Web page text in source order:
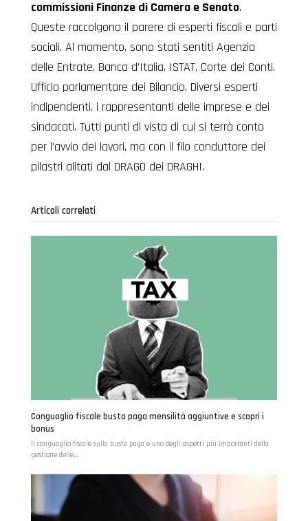
commissioni Finanze di Camera e Senato.
Queste raccolgono il parere di esperti fiscali e parti
sociali. Al momento, sono stati sentiti Agenzia
delle Entrate, Banca d’Italia, ISTAT, Corte dei Conti,
Ufficio parlamentare dei Bilancio. Diversi esperti
indipendenti, i rappresentanti delle imprese e dei
sindacati. Tutti punti di vista di cui si terrà conto
per l’avvio dei lavori, ma con il filo conduttore dei
pilastri alitati dal DRAGO dei DRAGHI.
Articoli correlati
Conguaglio fiscale busta paga mensilità aggiuntive e scopri i
bonus
Il conguaglio fiscale sulla busta paga è uno degli aspetti più importanti della
gestione delle…